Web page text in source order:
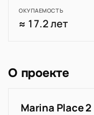
ОКУПАЕМОСТЬ
≈ 17.2 лет
О проекте
Marina Place 2